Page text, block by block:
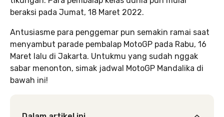
beraksi pada Jumat, 18 Maret 2022.
Antusiasme para penggemar pun semakin ramai saat
menyambut parade pembalap MotoGP pada Rabu, 16
Maret lalu di Jakarta. Untukmu yang sudah nggak
sabar menonton, simak jadwal MotoGP Mandalika di
bawah ini!